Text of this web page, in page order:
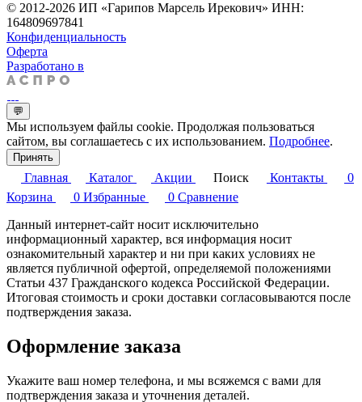
© 2012-2026 ИП «Гарипов Марсель Ирекович» ИНН:
164809697841
Конфиденциальность
Оферта
Разработано в
💬
Мы используем файлы cookie. Продолжая пользоваться
сайтом, вы соглашаетесь с их использованием. Подробнее.
Принять
Главная Каталог Акции Поиск Контакты
0
Корзина
0 Избранные 0 Сравнение
Данный интернет-сайт носит исключительно
информационный характер, вся информация носит
ознакомительный характер и ни при каких условиях не
является публичной офертой, определяемой положениями
Статьи 437 Гражданского кодекса Российской Федерации.
Итоговая стоимость и сроки доставки согласовываются после
подтверждения заказа.
Оформление заказа
Укажите ваш номер телефона, и мы всяжемся с вами для
подтверждения заказа и уточнения деталей.